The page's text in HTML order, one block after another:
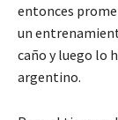
entonces
un
caño y luego lo
argentino.